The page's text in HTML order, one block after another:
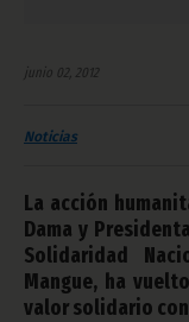
junio 02, 2012
Noticias
La acción
Dama y
Solidaridad
Mangue, ha
valor solidario